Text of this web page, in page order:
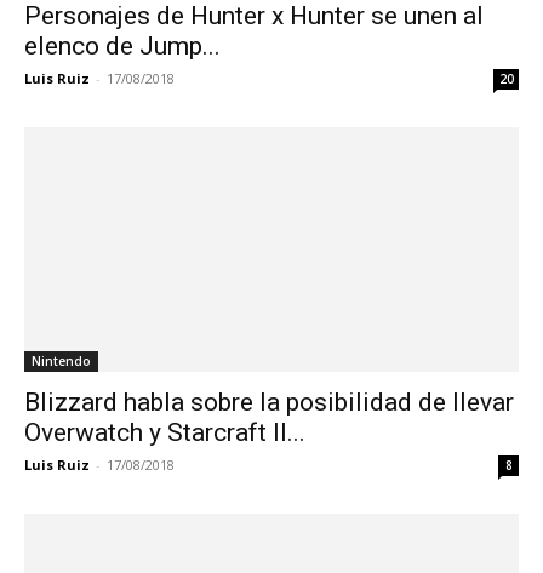
Personajes de Hunter x Hunter se unen al
elenco de Jump...
Luis Ruiz - 17/08/2018 20
Nintendo
Blizzard habla sobre la posibilidad de llevar
Overwatch y Starcraft II...
Luis Ruiz - 17/08/2018 8